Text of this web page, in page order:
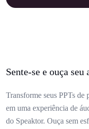
Sente-se e ouça
Transforme seus PPTs de
em uma experiência de
do Speaktor. Ouça sem